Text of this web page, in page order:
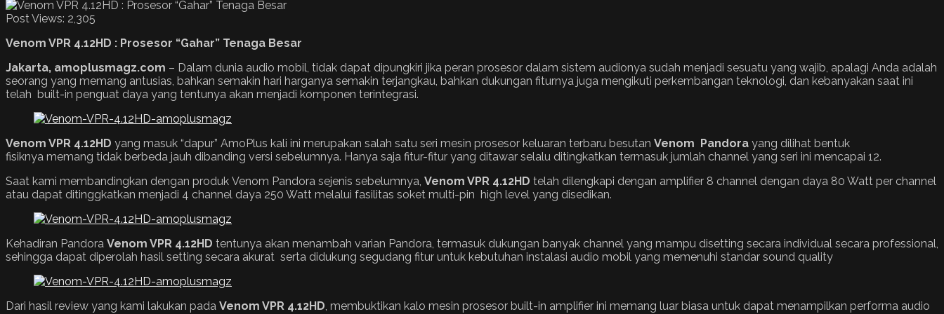
Post Views: 2,305
Venom VPR 4.12HD : Prosesor “Gahar” Tenaga Besar
Jakarta, amoplusmagz.com – Dalam dunia audio mobil, tidak dapat dipungkiri jika peran prosesor dalam sistem audionya sudah menjadi sesuatu yang wajib, apalagi Anda adalah
seorang yang memang antusias, bahkan semakin hari harganya semakin terjangkau, bahkan dukungan fiturnya juga mengikuti perkembangan teknologi, dan kebanyakan saat ini
telah built-in penguat daya yang tentunya akan menjadi komponen terintegrasi.
Venom VPR 4.12HD yang masuk “dapur” AmoPlus kali ini merupakan salah satu seri mesin prosesor keluaran terbaru besutan Venom Pandora yang dilihat bentuk
fisiknya memang tidak berbeda jauh dibanding versi sebelumnya. Hanya saja fitur-fitur yang ditawar selalu ditingkatkan termasuk jumlah channel yang seri ini mencapai 12.
Saat kami membandingkan dengan produk Venom Pandora sejenis sebelumnya, Venom VPR 4.12HD telah dilengkapi dengan amplifier 8 channel dengan daya 80 Watt per channel
atau dapat ditinggkatkan menjadi 4 channel daya 250 Watt melalui fasilitas soket multi-pin high level yang disedikan.
Kehadiran Pandora Venom VPR 4.12HD tentunya akan menambah varian Pandora, termasuk dukungan banyak channel yang mampu disetting secara individual secara professional,
sehingga dapat diperolah hasil setting secara akurat serta didukung segudang fitur untuk kebutuhan instalasi audio mobil yang memenuhi standar sound quality
Dari hasil review yang kami lakukan pada Venom VPR 4.12HD , membuktikan kalo mesin prosesor built-in amplifier ini memang luar biasa untuk dapat menampilkan performa audio